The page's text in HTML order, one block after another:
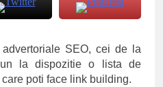
SEO, cei de la
la dispozitie o lista de
poti face link building.